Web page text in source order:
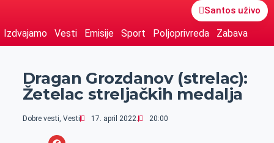
Santos uživo
Izdvajamo Vesti Emisije Sport Poljoprivreda Zabava
Dragan Grozdanov (strelac):
Žetelac streljačkih medalja
Dobre vesti, Vesti 17. april 2022. 20:00